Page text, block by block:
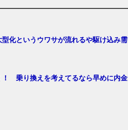
化というウワサが流れるや駆け込み需
！ 乗り換えを考えてるなら早めに内金